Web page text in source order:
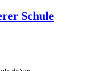
Schule